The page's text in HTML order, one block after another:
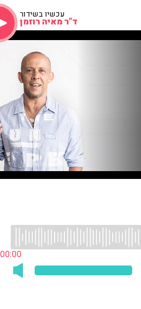
עכשיו בשידור
ד"ר מאיה רוזמן
00:00